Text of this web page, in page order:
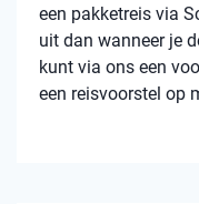
een pakketreis via
uit dan wanneer je
kunt via ons een
een reisvoorstel op